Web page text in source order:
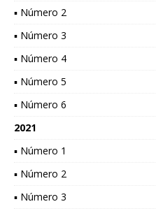
▪ Número 2
▪ Número 3
▪ Número 4
▪ Número 5
▪ Número 6
2021
▪ Número 1
▪ Número 2
▪ Número 3